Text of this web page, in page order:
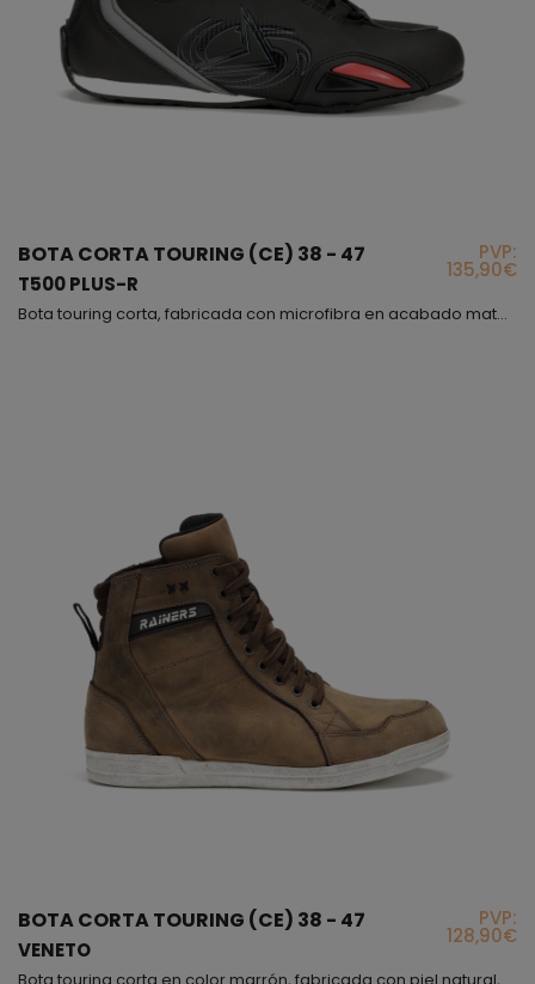
BOTA CORTA TOURING (CE) 38 - 47
T500 PLUS-R
PVP:
135,90€
Bota touring corta, fabricada con microfibra en acabado mate, muy cómoda y flexible, además interiormente hemos puesto un forro de panal 3D para obtener una buena transpiración, este modelo es incluso más cómodo que un deportivo, con la diferencia de que el modelo T-500 PLUS cumple con la normativa vigente para proteger tu pie, lo hemos fabricado en varios colores, en todos predomina el color negro, el cierre es mediante cordones con sistema de bloqueo y correa de velcr...
BOTA CORTA TOURING (CE) 38 - 47
VENETO
PVP:
128,90€